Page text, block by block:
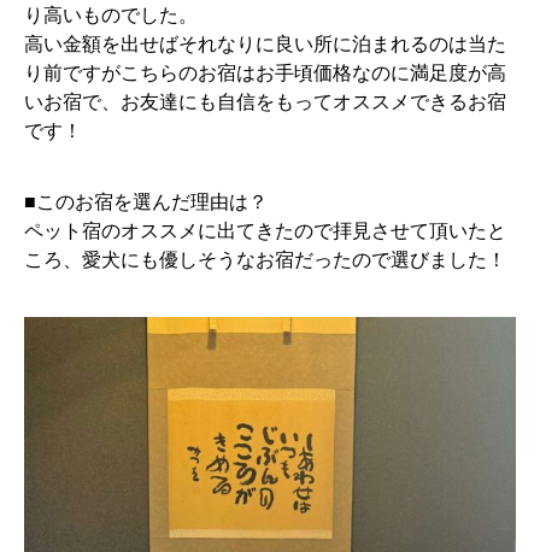
り高いものでした。
高い金額を出せばそれなりに良い所に泊まれるのは当た
り前ですがこちらのお宿はお手頃価格なのに満足度が高
いお宿で、お友達にも自信をもってオススメできるお宿
です！
■このお宿を選んだ理由は？
ペット宿のオススメに出てきたので拝見させて頂いたと
ころ、愛犬にも優しそうなお宿だったので選びました！